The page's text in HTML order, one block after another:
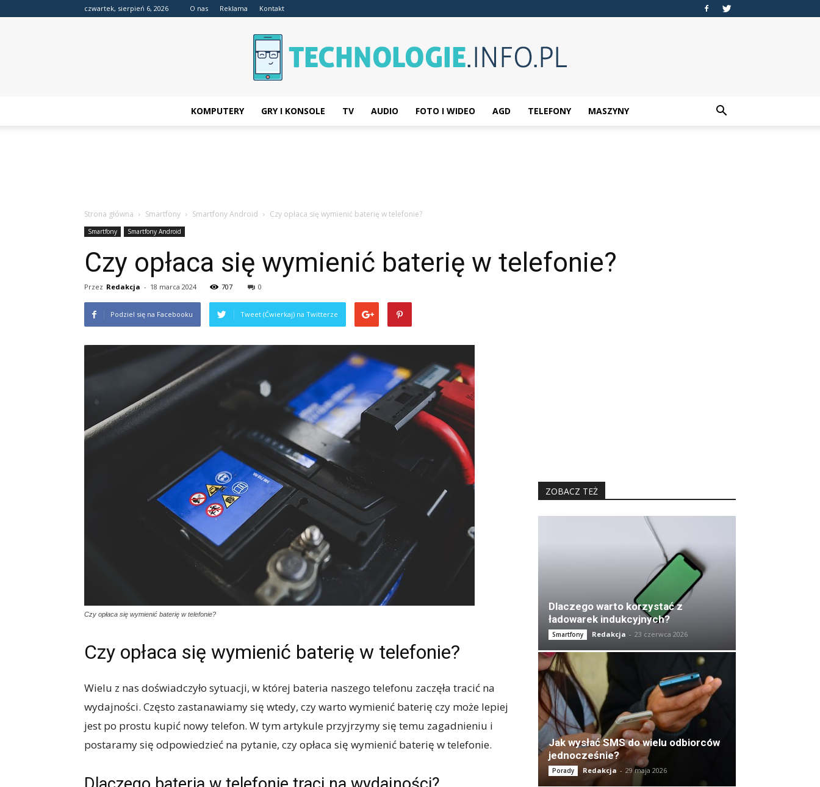
czwartek, sierpień 6, 2026 O nas Reklama Kontakt
KOMPUTERY GRY I KONSOLE TV AUDIO FOTO I WIDEO AGD TELEFONY MASZYNY
Strona główna Smartfony Smartfony Android Czy opłaca się wymienić baterię w telefonie?
Smartfony Smartfony Android
Czy opłaca się wymienić baterię w telefonie?
Przez Redakcja - 18 marca 2024 707 0
Podziel się na Facebooku Tweet (Ćwierkaj) na Twitterze
Czy opłaca się wymienić baterię w telefonie?
Czy opłaca się wymienić baterię w telefonie?
Wielu z nas doświadczyło sytuacji, w której bateria naszego telefonu zaczęła tracić na
wydajności. Często zastanawiamy się wtedy, czy warto wymienić baterię czy może lepiej
jest po prostu kupić nowy telefon. W tym artykule przyjrzymy się temu zagadnieniu i
postaramy się odpowiedzieć na pytanie, czy opłaca się wymienić baterię w telefonie.
ZOBACZ TEŻ
Dlaczego warto korzystać z
ładowarek indukcyjnych?
Smartfony Redakcja - 23 czerwca 2026
Jak wysłać SMS do wielu odbiorców
jednocześnie?
Porady Redakcja - 29 maja 2026